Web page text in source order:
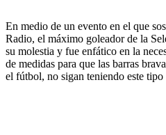
En medio de un evento en el que
Radio, el máximo goleador de la
su molestia y fue enfático en la
de medidas para que las barras
el fútbol, no sigan teniendo este